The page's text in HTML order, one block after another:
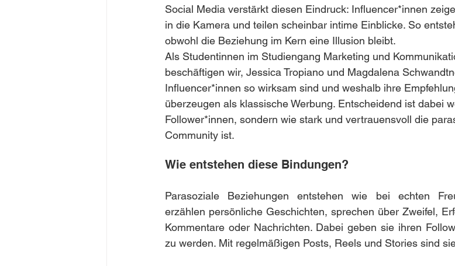
Social Media verstärkt diesen Eindruck: Influencer*innen
in die Kamera und teilen scheinbar intime Einblicke. So
obwohl die Beziehung im Kern eine Illusion bleibt.
Als Studentinnen im Studiengang Marketing und
beschäftigen wir, Jessica Tropiano und Magdalena
Influencer*innen so wirksam sind und weshalb ihre
überzeugen als klassische Werbung. Entscheidend ist dabei
Follower*innen, sondern wie stark und vertrauensvoll die
Community ist.
Wie entstehen diese Bindungen?
Parasoziale Beziehungen entstehen wie bei echten
erzählen persönliche Geschichten, sprechen über Zweifel,
Kommentare oder Nachrichten. Dabei geben sie ihren
zu werden. Mit regelmäßigen Posts, Reels und Stories sind